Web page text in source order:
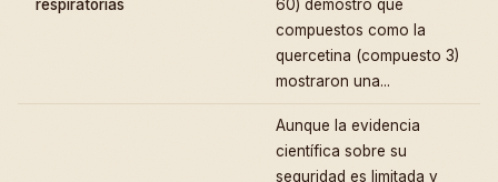
respiratorias
60) demostró que
compuestos como la
quercetina (compuesto 3)
mostraron una...
Aunque la evidencia
científica sobre su
seguridad es limitada y